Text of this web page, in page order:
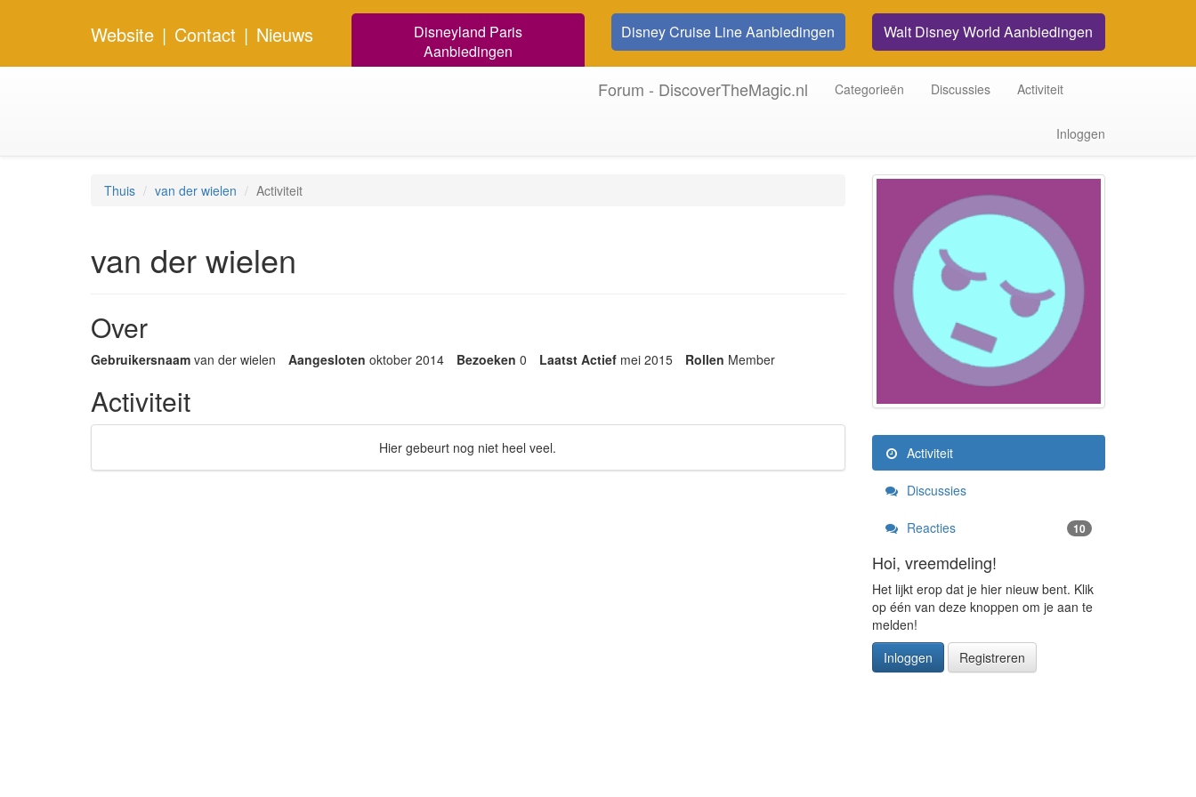
Website | Contact | Nieuws
Disneyland Paris
Aanbiedingen
Disney Cruise Line Aanbiedingen Walt Disney World Aanbiedingen
Forum - DiscoverTheMagic.nl Categorieën Discussies Activiteit
Inloggen
Thuis van der wielen Activiteit
van der wielen
Over
Gebruikersnaam van der wielen Aangesloten oktober 2014 Bezoeken 0 Laatst Actief mei 2015 Rollen Member
Activiteit
Hier gebeurt nog niet heel veel. Activiteit
Discussies
Reacties 10
Hoi, vreemdeling!
Het lijkt erop dat je hier nieuw bent. Klik
op één van deze knoppen om je aan te
melden!
Inloggen
Registreren